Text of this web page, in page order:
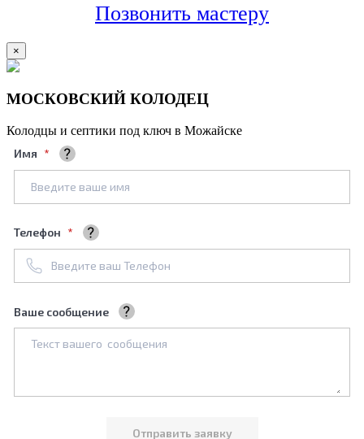
Позвонить мастеру
×
МОСКОВСКИЙ КОЛОДЕЦ
Колодцы и септики под ключ в Можайске
Имя
Телефон
Ваше сообщение